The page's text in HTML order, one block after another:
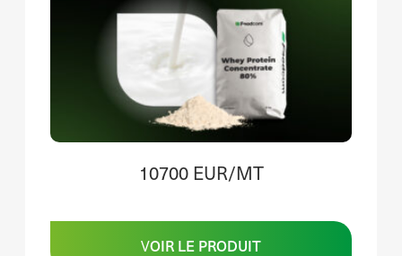
10700 EUR/MT
VOIR LE PRODUIT